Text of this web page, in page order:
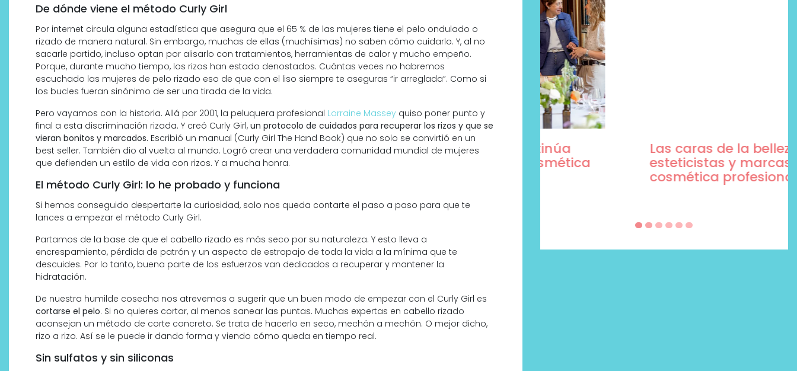
De dónde viene el método Curly Girl
Por internet circula alguna estadística que asegura que el 65 % de las mujeres tiene el pelo ondulado o
rizado de manera natural. Sin embargo, muchas de ellas (muchísimas) no saben cómo cuidarlo. Y, al no
sacarle partido, incluso optan por alisarlo con tratamientos, herramientas de calor y mucho empeño.
Porque, durante mucho tiempo, los rizos han estado denostados. Cuántas veces no habremos
escuchado las mujeres de pelo rizado eso de que con el liso siempre te aseguras “ir arreglada”. Como si
los bucles fueran sinónimo de ser una tirada de la vida.
Pero vayamos con la historia. Allá por 2001, la peluquera profesional Lorraine Massey quiso poner punto y
final a esta discriminación rizada. Y creó Curly Girl, un protocolo de cuidados para recuperar los rizos y que se
vieran bonitos y marcados. Escribió un manual (Curly Girl The Hand Book) que no solo se convirtió en un
best seller. También dio al vuelta al mundo. Logró crear una verdadera comunidad mundial de mujeres
que defienden un estilo de vida con rizos. Y a mucha honra.
El método Curly Girl: lo he probado y funciona
Si hemos conseguido despertarte la curiosidad, solo nos queda contarte el paso a paso para que te
lances a empezar el método Curly Girl.
Partamos de la base de que el cabello rizado es más seco por su naturaleza. Y esto lleva a
encrespamiento, pérdida de patrón y un aspecto de estropajo de toda la vida a la mínima que te
descuides. Por lo tanto, buena parte de los esfuerzos van dedicados a recuperar y mantener la
hidratación.
De nuestra humilde cosecha nos atrevemos a sugerir que un buen modo de empezar con el Curly Girl es
cortarse el pelo. Si no quieres cortar, al menos sanear las puntas. Muchas expertas en cabello rizado
aconsejan un método de corte concreto. Se trata de hacerlo en seco, mechón a mechón. O mejor dicho,
rizo a rizo. Así se le puede ir dando forma y viendo cómo queda en tiempo real.
Sin sulfatos y sin siliconas
¿Qué revelan las zapatillas
de Alexia Putellas para Nike
sobre la nueva era del
objeto-artista?
Labeau Organic continúa Las caras de la belleza son
esteticistas y marcas de
cosmética profesional